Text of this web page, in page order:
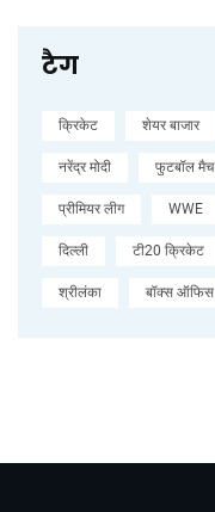
टैग
क्रिकेट शेयर बाजार
नरेंद्र मोदी फुटबॉल मैच
प्रीमियर लीग WWE
दिल्ली टी20 क्रिकेट
श्रीलंका बॉक्स ऑफिस